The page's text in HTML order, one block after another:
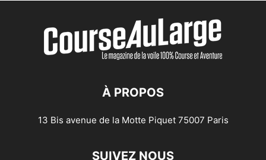
À PROPOS
13 Bis avenue de la Motte Piquet 75007 Paris
SUIVEZ NOUS